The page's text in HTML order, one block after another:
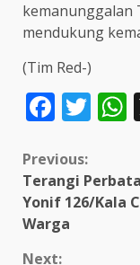
kemanunggalan
mendukung
(Tim Red-)
Continue
Reading
Previous:
Terangi
Yonif 126/Kala
Warga
Next: